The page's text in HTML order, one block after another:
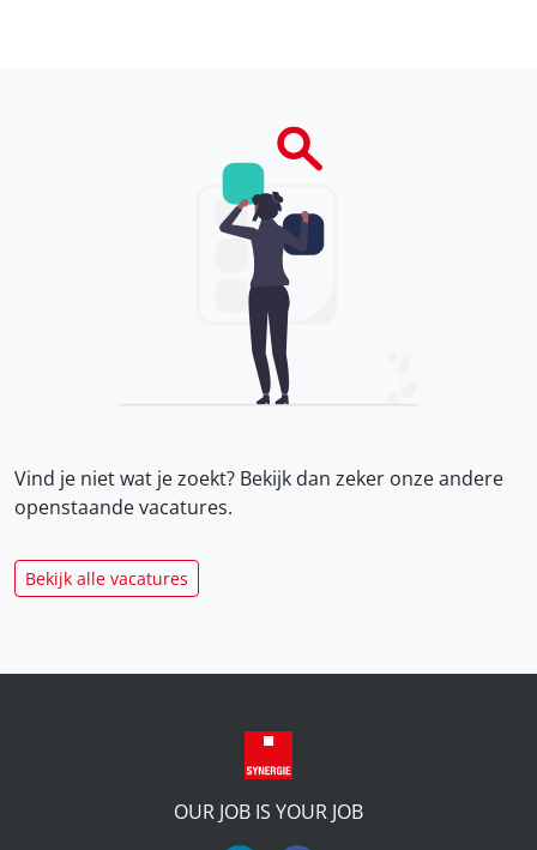
Vind je niet wat je zoekt? Bekijk dan zeker onzeandere
openstaande vacatures.
Bekijk alle vacatures
OUR JOB IS YOUR JOB